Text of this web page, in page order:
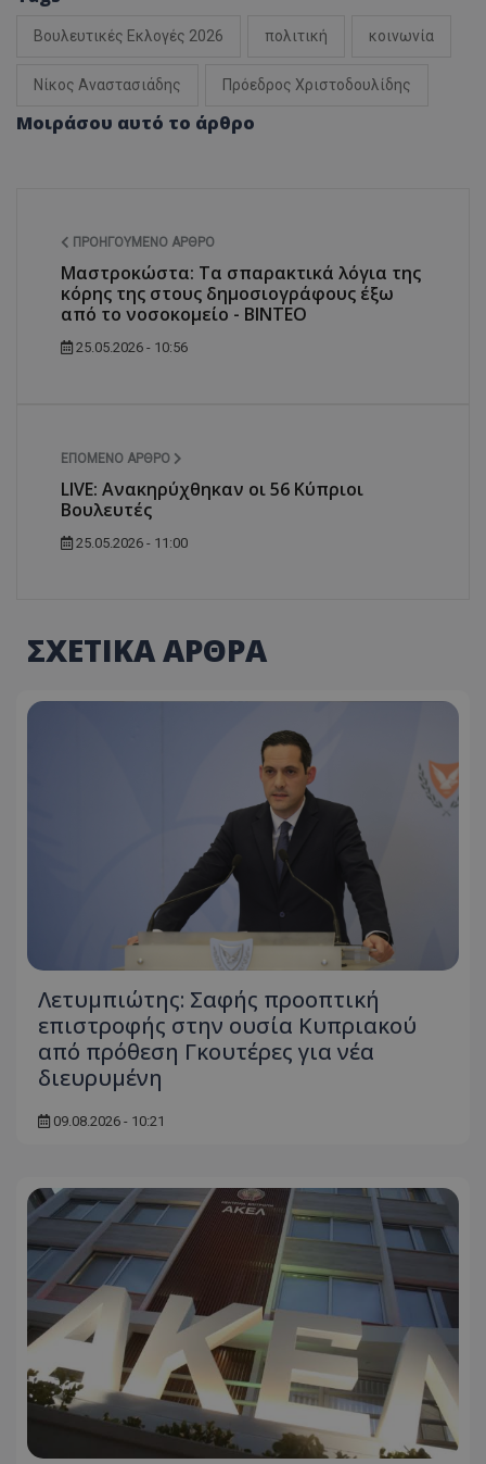
Βουλευτικές Εκλογές 2026 πολιτική κοινωνία
Νίκος Αναστασιάδης Πρόεδρος Χριστοδουλίδης
Μοιράσου αυτό το άρθρο
ΠΡΟΗΓΟΎΜΕΝΟ ΆΡΘΡΟ
Μαστροκώστα: Τα σπαρακτικά λόγια της
κόρης της στους δημοσιογράφους έξω
από το νοσοκομείο - ΒΙΝΤΕΟ
25.05.2026 - 10:56
ΕΠΌΜΕΝΟ ΆΡΘΡΟ
LIVE: Ανακηρύχθηκαν οι 56 Κύπριοι
Βουλευτές
25.05.2026 - 11:00
ΣΧΕΤΙΚΑ ΑΡΘΡΑ
Λετυμπιώτης: Σαφής προοπτική
επιστροφής στην ουσία Κυπριακού
από πρόθεση Γκουτέρες για νέα
διευρυμένη
09.08.2026 - 10:21